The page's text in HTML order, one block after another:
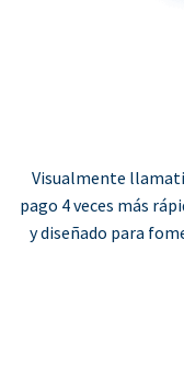
Visualmente
pago 4 veces más
y diseñado para